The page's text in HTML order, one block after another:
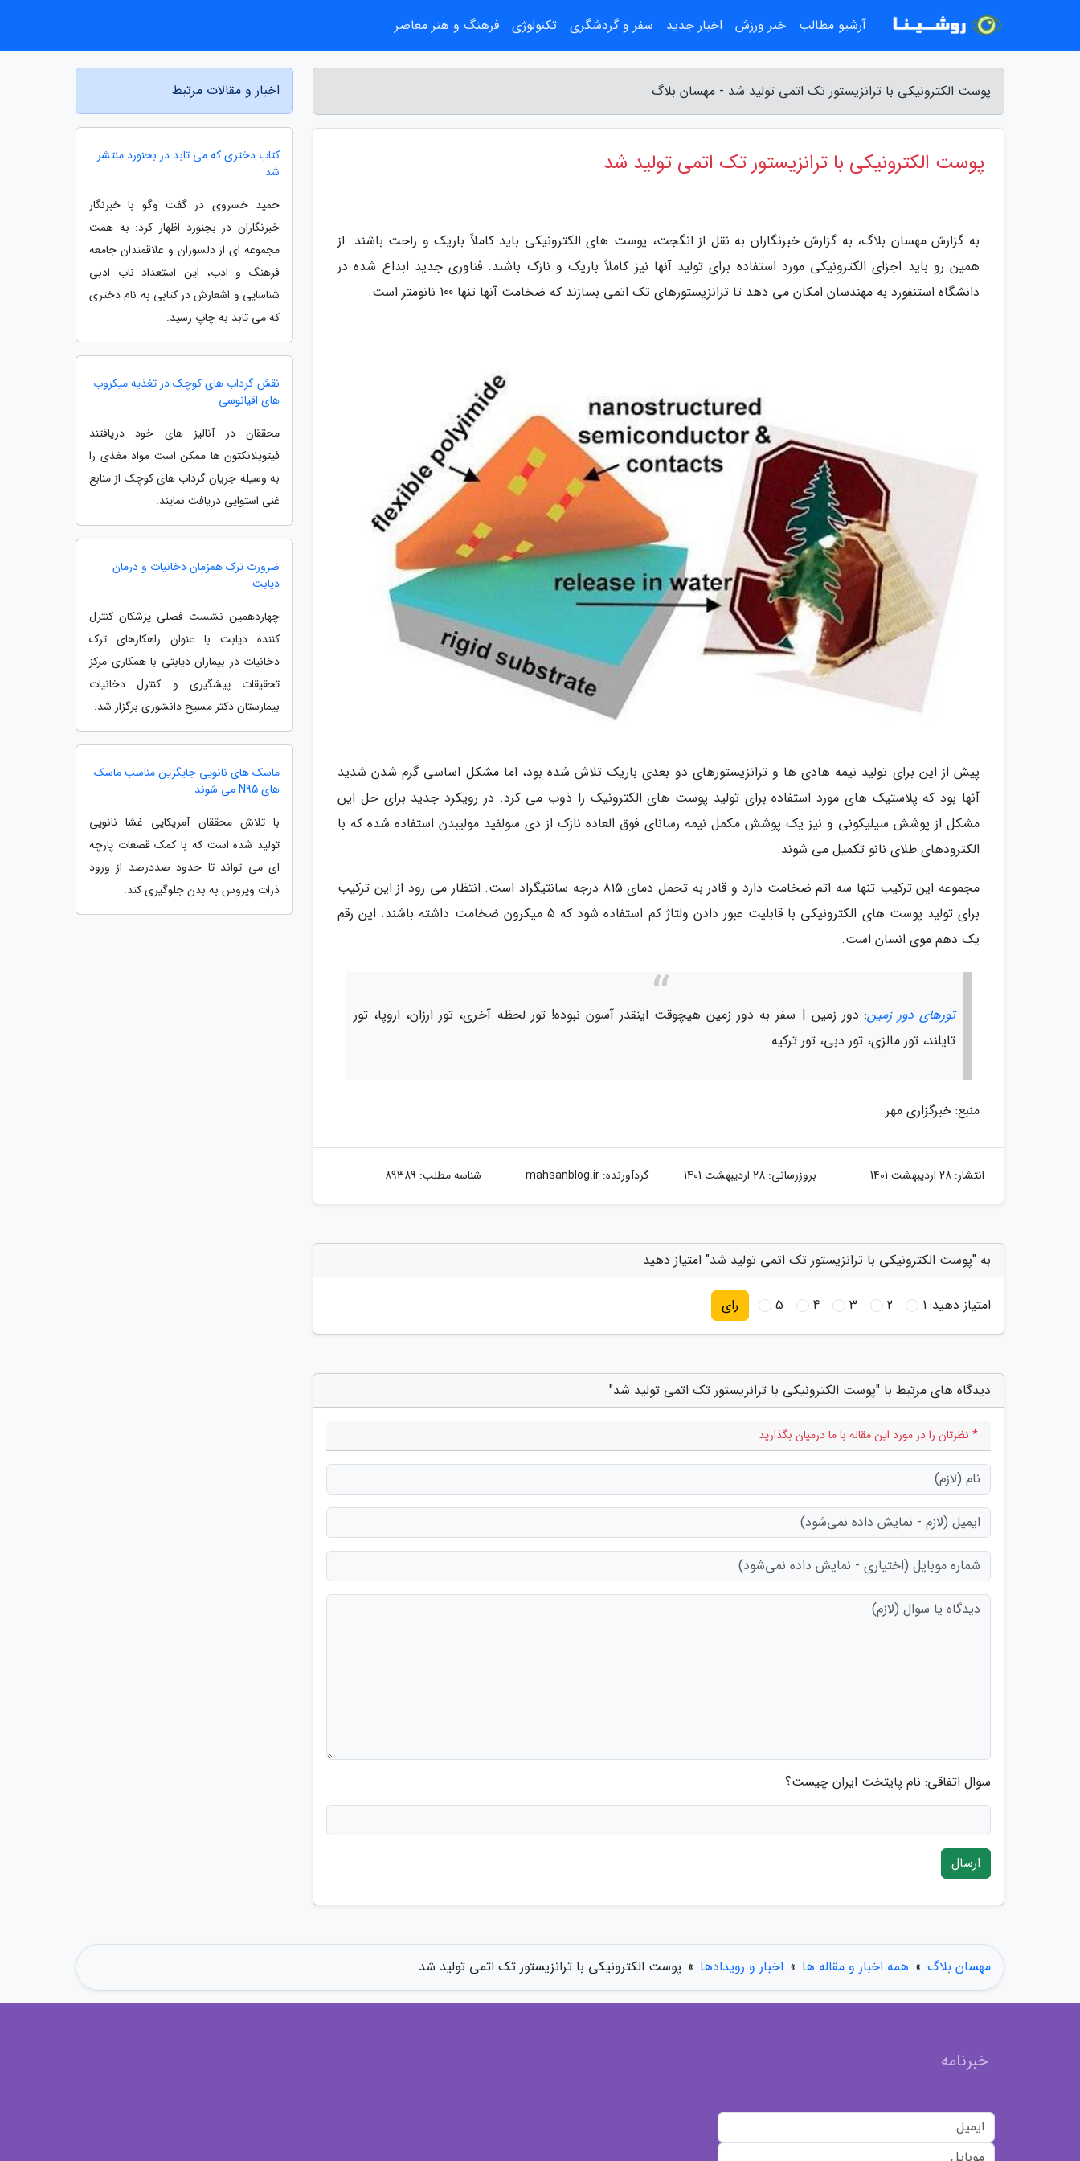
پوست الکترونیکی با ترانزیستور تک اتمی تولید شد - مهسان بلاگ
پوست الکترونیکی با ترانزیستور تک اتمی تولید شد
به گزارش مهسان بلاگ، به گزارش خبرنگاران به نقل از انگجت، پوست های الکترونیکی باید کاملاً باریک و راحت باشند. از
همین رو باید اجزای الکترونیکی مورد استفاده برای تولید آنها نیز کاملاً باریک و نازک باشند. فناوری جدید ابداع شده در
دانشگاه استنفورد به مهندسان امکان می دهد تا ترانزیستورهای تک اتمی بسازند که ضخامت آنها تنها 100 نانومتر است.
پیش از این برای تولید نیمه هادی ها و ترانزیستورهای دو بعدی باریک تلاش شده بود، اما مشکل اساسی گرم شدن شدید
آنها بود که پلاستیک های مورد استفاده برای تولید پوست های الکترونیک را ذوب می کرد. در رویکرد جدید برای حل این
مشکل از پوشش سیلیکونی و نیز یک پوشش مکمل نیمه رسانای فوق العاده نازک از دی سولفید مولیبدن استفاده شده که با
الکترودهای طلای نانو تکمیل می شوند.
مجموعه این ترکیب تنها سه اتم ضخامت دارد و قادر به تحمل دمای 815 درجه سانتیگراد است. انتظار می رود از این ترکیب
برای تولید پوست های الکترونیکی با قابلیت عبور دادن ولتاژ کم استفاده شود که 5 میکرون ضخامت داشته باشند. این رقم
یک دهم موی انسان است.
تورهای دور زمین: دور زمین | سفر به دور زمین هیچوقت اینقدر آسون نبوده! تور لحظه آخری، تور ارزان، اروپا، تور
تایلند، تور مالزی، تور دبی، تور ترکیه
منبع: خبرگزاری مهر
انتشار: 28 اردیبهشت 1401 بروزرسانی: 28 اردیبهشت 1401 گردآورنده:mahsanblog.ir شناسه مطلب: 89389
به "پوست الکترونیکی با ترانزیستور تک اتمی تولید شد" امتیاز دهید
امتیاز دهید:1
2
3
4
5 رای
دیدگاه های مرتبط با "پوست الکترونیکی با ترانزیستور تک اتمی تولید شد"
* نظرتان را در مورد این مقاله با ما درمیان بگذارید
سوال اتفاقی: نام پایتخت ایران چیست؟
ارسال
اخبار و مقالات مرتبط
کتاب دختری که می تابد در بحنورد منتشر
شد
حمید خسروی در گفت وگو با خبرنگار
خبرنگاران در بجنورد اظهار کرد: به همت
مجموعه ای از دلسوزان و علاقمندان جامعه
فرهنگ و ادب، این استعداد ناب ادبی
شناسایی و اشعارش در کتابی به نام دختری
که می تابد به چاپ رسید.
نقش گرداب های کوچک در تغذیه میکروب
های اقیانوسی
محققان در آنالیز های خود دریافتند
فیتوپلانکتون ها ممکن است مواد مغذی را
به وسیله جریان گرداب های کوچک از منابع
غنی استوایی دریافت نمایند.
ضرورت ترک همزمان دخانیات و درمان
دیابت
چهاردهمین نشست فصلی پزشکان کنترل
کننده دیابت با عنوان راهکارهای ترک
دخانیات در بیماران دیابتی با همکاری مرکز
تحقیقات پیشگیری و کنترل دخانیات
بیمارستان دکتر مسیح دانشوری برگزار شد.
ماسک های نانویی جایگزین مناسب ماسک
های N95 می شوند
با تلاش محققان آمریکایی غشا نانویی
تولید شده است که با کمک قصعات پارچه
ای می تواند تا حدود صددرصد از ورود
ذرات ویروس به بدن جلوگیری کند.
مهسان بلاگ » همه اخبار و مقاله ها » اخبار و رویدادها » پوست الکترونیکی با ترانزیستور تک اتمی تولید شد
آرشیو مطالب خبر ورزش اخبار جدید سفر و گردشگری تکنولوژی فرهنگ و هنر معاصر
خبرنامه